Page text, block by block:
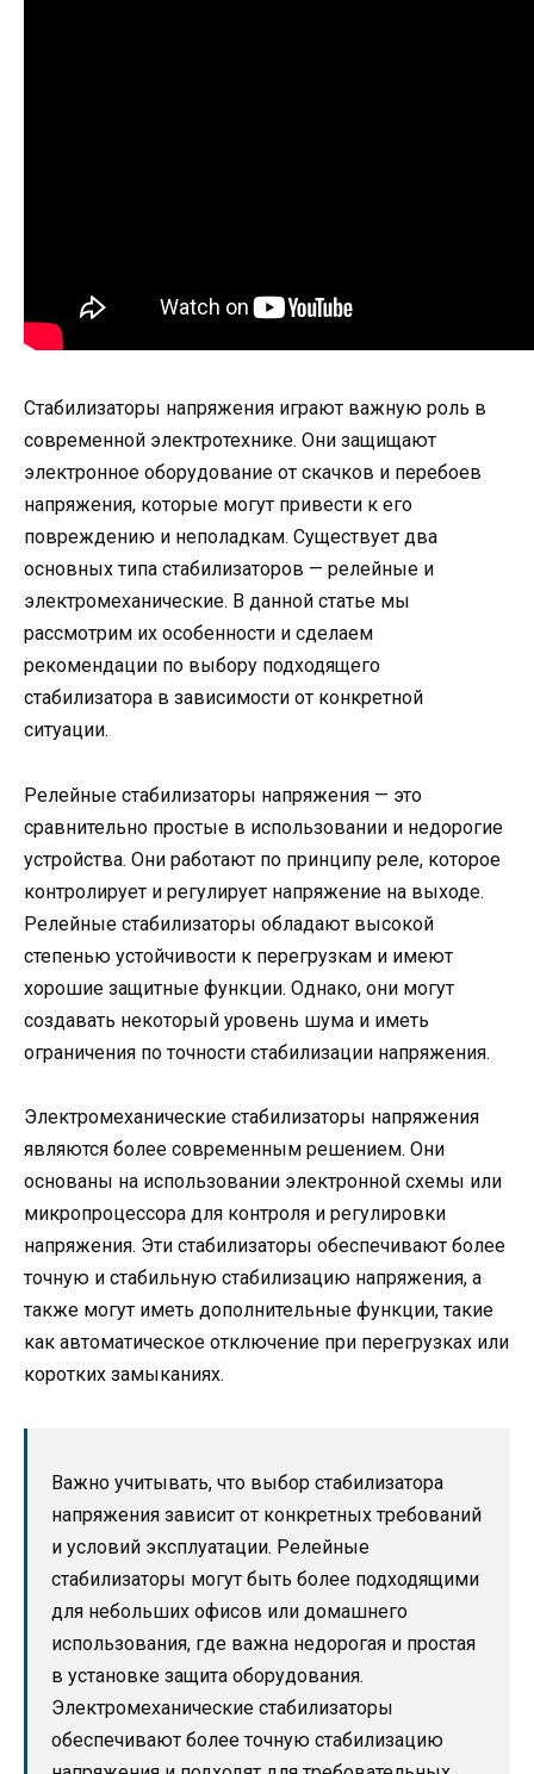
Стабилизаторы напряжения играют важную роль в
современной электротехнике. Они защищают
электронное оборудование от скачков и перебоев
напряжения, которые могут привести к его
повреждению и неполадкам. Существует два
основных типа стабилизаторов — релейные и
электромеханические. В данной статье мы
рассмотрим их особенности и сделаем
рекомендации по выбору подходящего
стабилизатора в зависимости от конкретной
ситуации.
Релейные стабилизаторы напряжения — это
сравнительно простые в использовании и недорогие
устройства. Они работают по принципу реле, которое
контролирует и регулирует напряжение на выходе.
Релейные стабилизаторы обладают высокой
степенью устойчивости к перегрузкам и имеют
хорошие защитные функции. Однако, они могут
создавать некоторый уровень шума и иметь
ограничения по точности стабилизации напряжения.
Электромеханические стабилизаторы напряжения
являются более современным решением. Они
основаны на использовании электронной схемы или
микропроцессора для контроля и регулировки
напряжения. Эти стабилизаторы обеспечивают более
точную и стабильную стабилизацию напряжения, а
также могут иметь дополнительные функции, такие
как автоматическое отключение при перегрузках или
коротких замыканиях.
Важно учитывать, что выбор стабилизатора
напряжения зависит от конкретных требований
и условий эксплуатации. Релейные
стабилизаторы могут быть более подходящими
для небольших офисов или домашнего
использования, где важна недорогая и простая
в установке защита оборудования.
Электромеханические стабилизаторы
обеспечивают более точную стабилизацию